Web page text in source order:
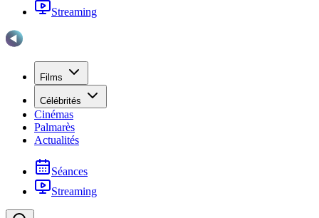
Streaming
Films
Célébrités
Cinémas
Palmarès
Actualités
Séances
Streaming